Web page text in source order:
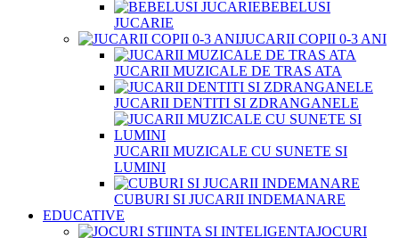
BEBELUSI
JUCARIE
JUCARII COPII 0-3 ANI
JUCARII MUZICALE DE TRAS ATA
JUCARII DENTITI SI ZDRANGANELE
JUCARII MUZICALE CU SUNETE SI
LUMINI
CUBURI SI JUCARII INDEMANARE
EDUCATIVE
JOCURI